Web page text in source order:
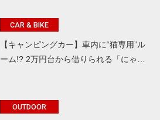
CAR & BIKE
【キャンピングカー】車内に“猫専用”ル
ーム!? 2万円台から借りられる「にゃ…
OUTDOOR